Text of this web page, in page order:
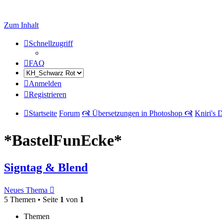
Zum Inhalt
Schnellzugriff
FAQ
Anmelden
Registrieren
Startseite Forum 🙧 Übersetzungen in Photoshop 🙧 Kniri's
*BastelFunEcke*
Signtag & Blend
Neues Thema
5 Themen • Seite 1 von 1
Themen